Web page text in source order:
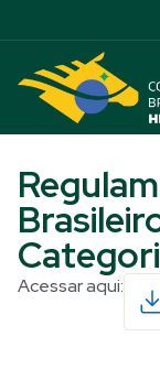
Acessar aqui: